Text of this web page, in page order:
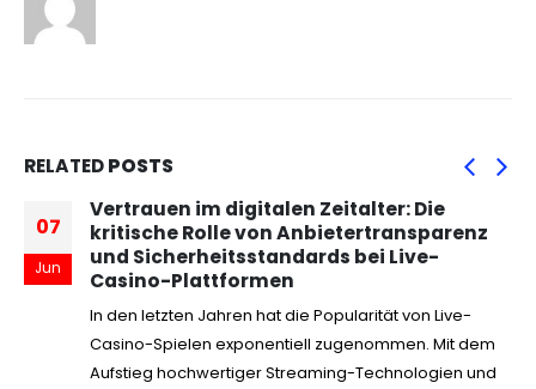
RELATEDPOSTS
07
Jun
Vertrauen im digitalen Zeitalter: Die
kritische Rolle von Anbietertransparenz
und Sicherheitsstandards bei Live-
Casino-Plattformen
In den letzten Jahren hat die Popularität von Live-
Casino-Spielen exponentiell zugenommen. Mit dem
Aufstieg hochwertiger Streaming-Technologien und